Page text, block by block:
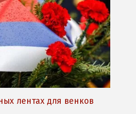
лентах для венков